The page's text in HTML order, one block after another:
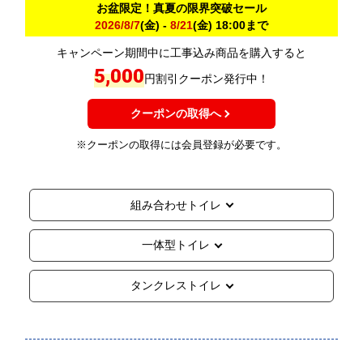
お盆限定！真夏の限界突破セール
2026/8/7(金) - 8/21(金) 18:00まで
キャンペーン期間中に工事込み商品を購入すると
5,000円割引クーポン発行中！
クーポンの取得へ
※クーポンの取得には会員登録が必要です。
組み合わせトイレ
一体型トイレ
タンクレストイレ